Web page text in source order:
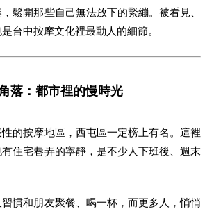
鬆開那些自己無法放下的緊繃。被看見、
台中按摩文化裡最動人的細節。
落：都市裡的慢時光
的按摩地區，西屯區一定榜上有名。這裡
住宅巷弄的寧靜，是不少人下班後、週末
慣和朋友聚餐、喝一杯，而更多人，悄悄